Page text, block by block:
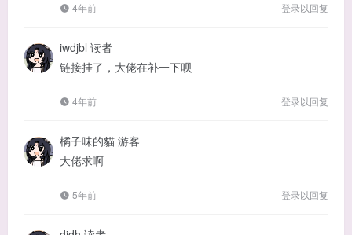
4年前 登录以回复
iwdjbl 读者
链接挂了，大佬在补一下呗
4年前 登录以回复
橘子味的貓 游客
大佬求啊
5年前 登录以回复